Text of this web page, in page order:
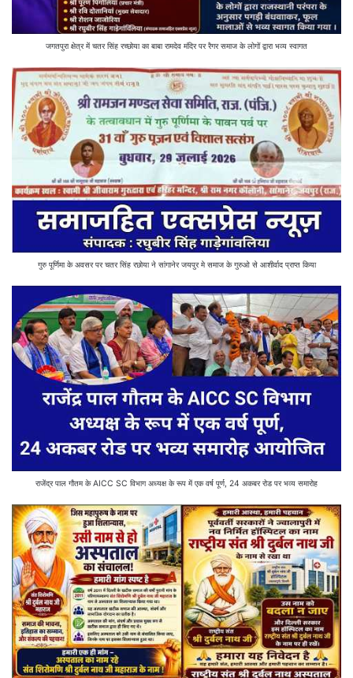
जगतपुरा क्षेत्र में चतर सिंह रच्छोया का बाबा रामदेव मंदिर पर रैगर समाज के लोगों द्वारा भव्य स्वागत
गुरु पूर्णिमा के अवसर पर चतर सिंह रछोया ने सांगानेर जयपुर मे समाज के गुरुओ से आशीर्वाद प्राप्त किया
राजेंद्र पाल गौतम के AICC SC विभाग अध्यक्ष के रूप में एक वर्ष पूर्ण, 24 अकबर रोड पर भव्य समारोह